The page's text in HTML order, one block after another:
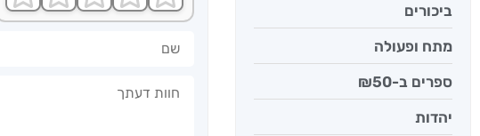
ביכורים
מתח ופעולה
ספרים ב-₪50
יהדות